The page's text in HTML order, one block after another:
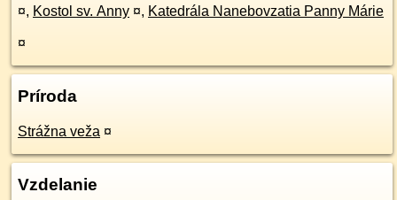
¤, Kostol sv. Anny ¤, Katedrála Nanebovzatia Panny Márie
¤
Príroda
Strážna veža ¤
Vzdelanie